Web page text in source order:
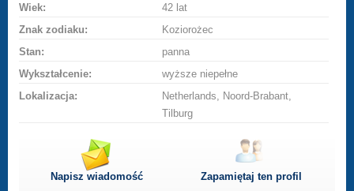
Wiek:
42 lat
Znak zodiaku:
Koziorożec
Stan:
panna
Wykształcenie:
wyższe niepełne
Lokalizacja:
Netherlands, Noord-Brabant,
Tilburg
Napisz wiadomość Zapamiętaj ten profil